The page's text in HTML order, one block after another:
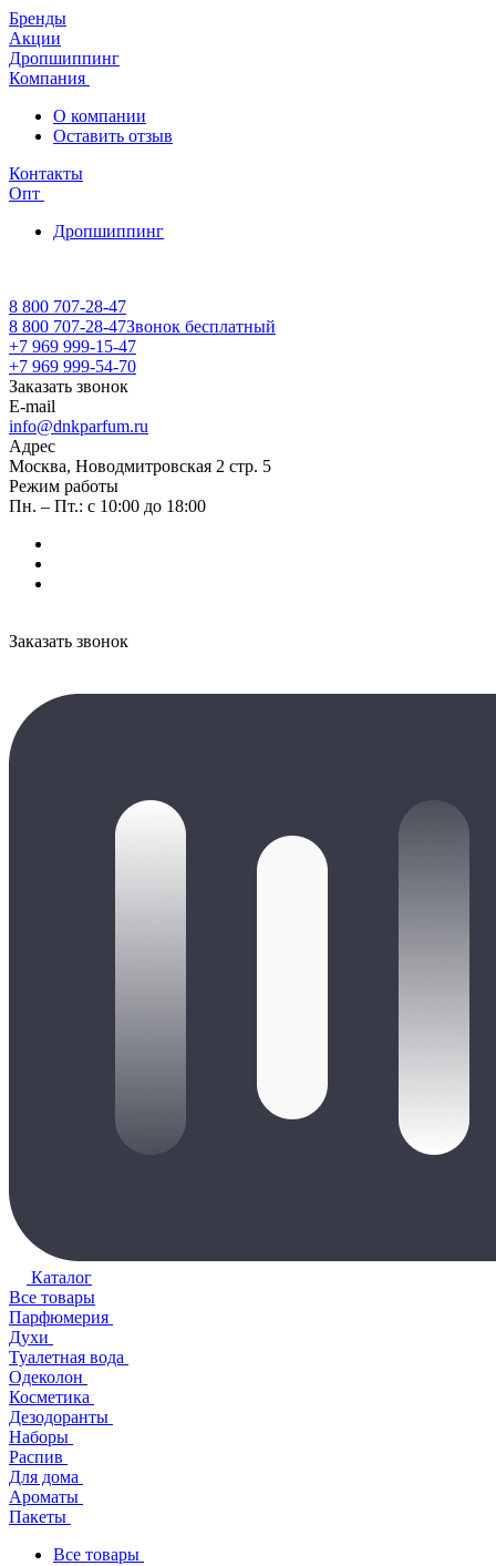
Бренды
Акции
Дропшиппинг
Компания
О компании
Оставить отзыв
Контакты
Опт
Дропшиппинг
8 800 707-28-47
8 800 707-28-47Звонок бесплатный
+7 969 999-15-47
+7 969 999-54-70
Заказать звонок
E-mail
info@dnkparfum.ru
Адрес
Москва, Новодмитровская 2 стр. 5
Режим работы
Пн. – Пт.: с 10:00 до 18:00
Заказать звонок
Каталог
Все товары
Парфюмерия
Духи
Туалетная вода
Одеколон
Косметика
Дезодоранты
Наборы
Распив
Для дома
Ароматы
Пакеты
Все товары